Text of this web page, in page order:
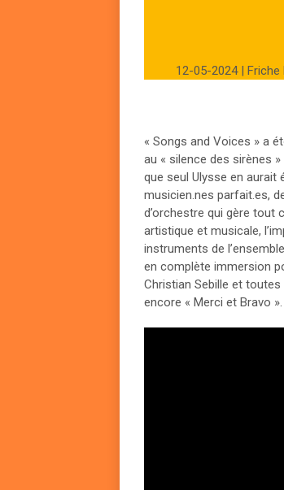
12-05-2024 |
« Songs and Voices » a
au « silence des sirènes
que seul Ulysse en aurait
musicien.nes parfait.es,
d’orchestre qui gère tout
artistique et musicale,
instruments de
en complète immersion
Christian Sebille et toutes
encore « Merci et Bravo ».